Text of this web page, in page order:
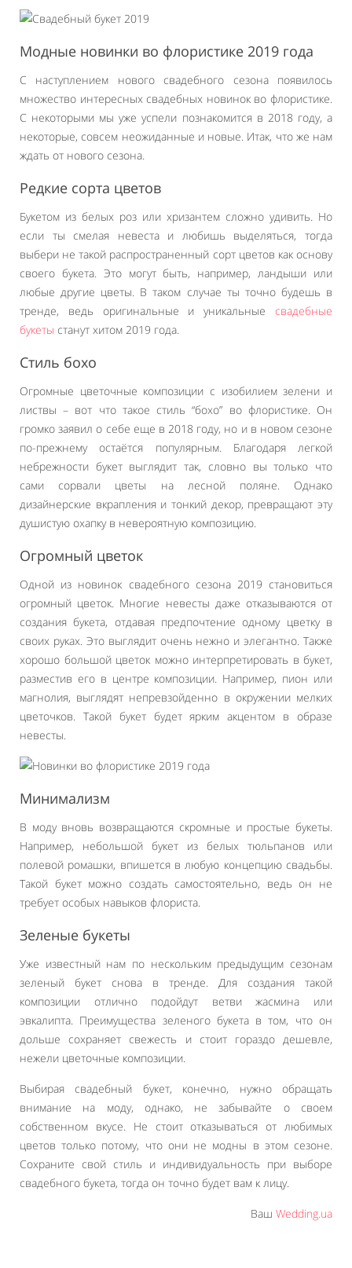
Модные новинки во флористике 2019 года
С наступлением нового свадебного сезона появилось
множество интересных свадебных новинок во флористике.
С некоторыми мы уже успели познакомится в 2018 году, а
некоторые, совсем неожиданные и новые. Итак, что же нам
ждать от нового сезона.
Редкие сорта цветов
Букетом из белых роз или хризантем сложно удивить. Но
если ты смелая невеста и любишь выделяться, тогда
выбери не такой распространенный сорт цветов как основу
своего букета. Это могут быть, например, ландыши или
любые другие цветы. В таком случае ты точно будешь в
тренде, ведь оригинальные и уникальные свадебные
букеты станут хитом 2019 года.
Стиль бохо
Огромные цветочные композиции с изобилием зелени и
листвы – вот что такое стиль “бохо” во флористике. Он
громко заявил о себе еще в 2018 году, но и в новом сезоне
по-прежнему остаётся популярным. Благодаря легкой
небрежности букет выглядит так, словно вы только что
сами сорвали цветы на лесной поляне. Однако
дизайнерские вкрапления и тонкий декор, превращают эту
душистую охапку в невероятную композицию.
Огромный цветок
Одной из новинок свадебного сезона 2019 становиться
огромный цветок. Многие невесты даже отказываются от
создания букета, отдавая предпочтение одному цветку в
своих руках. Это выглядит очень нежно и элегантно. Также
хорошо большой цветок можно интерпретировать в букет,
разместив его в центре композиции. Например, пион или
магнолия, выглядят непревзойденно в окружении мелких
цветочков. Такой букет будет ярким акцентом в образе
невесты.
Минимализм
В моду вновь возвращаются скромные и простые букеты.
Например, небольшой букет из белых тюльпанов или
полевой ромашки, впишется в любую концепцию свадьбы.
Такой букет можно создать самостоятельно, ведь он не
требует особых навыков флориста.
Зеленые букеты
Уже известный нам по нескольким предыдущим сезонам
зеленый букет снова в тренде. Для создания такой
композиции отлично подойдут ветви жасмина или
эвкалипта. Преимущества зеленого букета в том, что он
дольше сохраняет свежесть и стоит гораздо дешевле,
нежели цветочные композиции.
Выбирая свадебный букет, конечно, нужно обращать
внимание на моду, однако, не забывайте о своем
собственном вкусе. Не стоит отказываться от любимых
цветов только потому, что они не модны в этом сезоне.
Сохраните свой стиль и индивидуальность при выборе
свадебного букета, тогда он точно будет вам к лицу.
Ваш Wedding.ua